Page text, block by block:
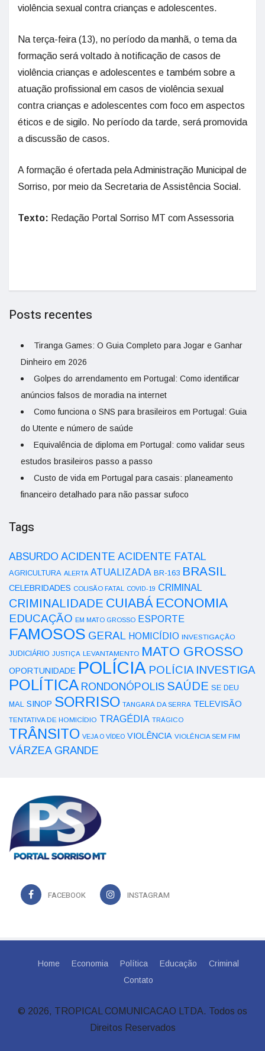
violência sexual contra crianças e adolescentes.
Na terça-feira (13), no período da manhã, o tema da
formação será voltado à notificação de casos de
violência crianças e adolescentes e também sobre a
atuação profissional em casos de violência sexual
contra crianças e adolescentes com foco em aspectos
éticos e de sigilo. No período da tarde, será promovida
a discussão de casos.
A formação é ofertada pela Administração Municipal de
Sorriso, por meio da Secretaria de Assistência Social.
Texto: Redação Portal Sorriso MT com Assessoria
Posts recentes
Tiranga Games: O Guia Completo para Jogar e Ganhar
Dinheiro em 2026
Golpes do arrendamento em Portugal: Como identificar
anúncios falsos de moradia na internet
Como funciona o SNS para brasileiros em Portugal: Guia
do Utente e número de saúde
Equivalência de diploma em Portugal: como validar seus
estudos brasileiros passo a passo
Custo de vida em Portugal para casais: planeamento
financeiro detalhado para não passar sufoco
Tags
ABSURDO ACIDENTE ACIDENTE FATAL
AGRICULTURA ALERTA ATUALIZADA BR-163 BRASIL
CELEBRIDADES COLISÃO FATAL COVID-19 CRIMINAL
CRIMINALIDADE CUIABÁ ECONOMIA
EDUCAÇÃO EM MATO GROSSO ESPORTE
FAMOSOS GERAL HOMICÍDIO INVESTIGAÇÃO
JUDICIÁRIO JUSTIÇA LEVANTAMENTO MATO GROSSO
OPORTUNIDADE POLÍCIA POLÍCIA INVESTIGA
POLÍTICA RONDONÓPOLIS SAÚDE SE DEU
MAL SINOP SORRISO TANGARÁ DA SERRA TELEVISÃO
TENTATIVA DE HOMICÍDIO TRAGÉDIA TRÁGICO
TRÂNSITO VEJA O VÍDEO VIOLÊNCIA VIOLÊNCIA SEM FIM
VÁRZEA GRANDE
FACEBOOK INSTAGRAM
Home Economia Política Educação
Criminal
Contato
© 2026, TROPICAL COMUNICACAO LTDA. Todos os
Direitos Reservados